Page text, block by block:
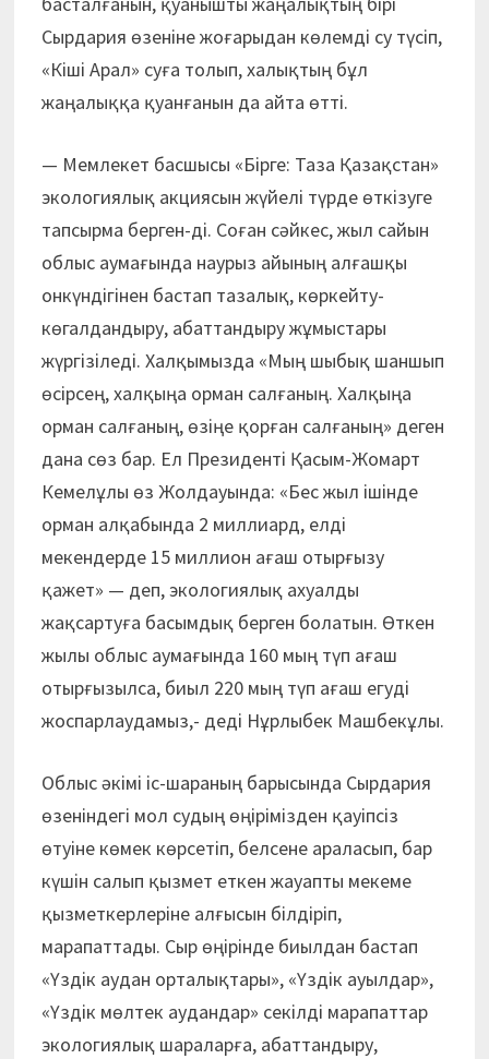
Сырдария өзеніне жоғарыдан көлемді су түсіп,
«Кіші Арал» суға толып, халықтың бұл
жаңалыққа қуанғанын да айта өтті.
— Мемлекет басшысы «Бірге: Таза Қазақстан»
экологиялық акциясын жүйелі түрде өткізуге
тапсырма берген-ді. Соған сәйкес, жыл сайын
облыс аумағында наурыз айының алғашқы
онкүндігінен бастап тазалық, көркейту-
көгалдандыру, абаттандыру жұмыстары
жүргізіледі. Халқымызда «Мың шыбық шаншып
өсірсең, халқыңа орман салғаның. Халқыңа
орман салғаның, өзіңе қорған салғаның» деген
дана сөз бар. Ел Президенті Қасым-Жомарт
Кемелұлы өз Жолдауында: «Бес жыл ішінде
орман алқабында 2 миллиард, елді
мекендерде 15 миллион ағаш отырғызу
қажет» — деп, экологиялық ахуалды
жақсартуға басымдық берген болатын. Өткен
жылы облыс аумағында 160 мың түп ағаш
отырғызылса, биыл 220 мың түп ағаш егуді
жоспарлаудамыз,- деді Нұрлыбек Машбекұлы.
Облыс әкімі іс-шараның барысында Сырдария
өзеніндегі мол судың өңірі­мізден қауіпсіз
өтуіне көмек көрсетіп, бел­сене араласып, бар
күшін салып қызмет еткен жауапты мекеме
қызметкерлеріне алғы­сын білдіріп,
марапаттады. Сыр өңі­рінде биылдан бастап
«Үздік аудан орта­лықтары», «Үздік ауылдар»,
«Үздік мөлтек аудандар» секілді марапаттар
экологиялық шараларға, абаттандыру,